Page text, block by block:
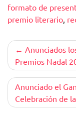
formato de
premio literario,
de
entradas
Anunciados
Premios Nadal
Anunciado el
Celebración de